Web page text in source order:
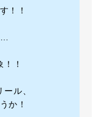
！！
！
ル、
か！